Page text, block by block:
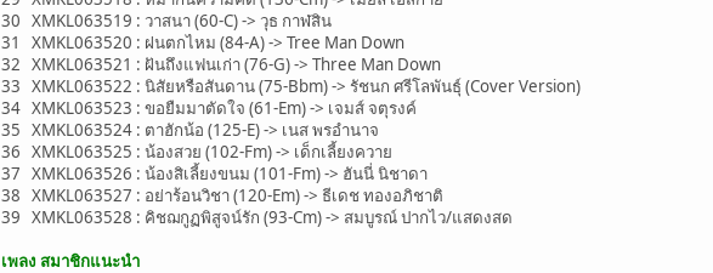
30 XMKL063519 : วาสนา (60-C) -> วุธ กาฬสิน
31 XMKL063520 : ฝนตกไหม (84-A) -> Tree Man Down
32 XMKL063521 : ฝันถึงแฟนเก่า (76-G) -> Three Man Down
33 XMKL063522 : นิสัยหรือสันดาน (75-Bbm) -> รัชนก ศรีโลพันธุ์ (Cover Version)
34 XMKL063523 : ขอยืมมาตัดใจ (61-Em) -> เจมส์ จตุรงค์
35 XMKL063524 : ตาฮักน้อ (125-E) -> เนส พรอำนาจ
36 XMKL063525 : น้องสวย (102-Fm) -> เด็กเลี้ยงควาย
37 XMKL063526 : น้องสิเลี้ยงขนม (101-Fm) -> ฮันนี่ นิชาดา
38 XMKL063527 : อย่าร้อนวิชา (120-Em) -> ธีเดช ทองอภิชาติ
39 XMKL063528 : คิชฌกูฏพิสูจน์รัก (93-Cm) -> สมบูรณ์ ปากไว/แสดงสด
เพลง สมาชิกแนะนำ